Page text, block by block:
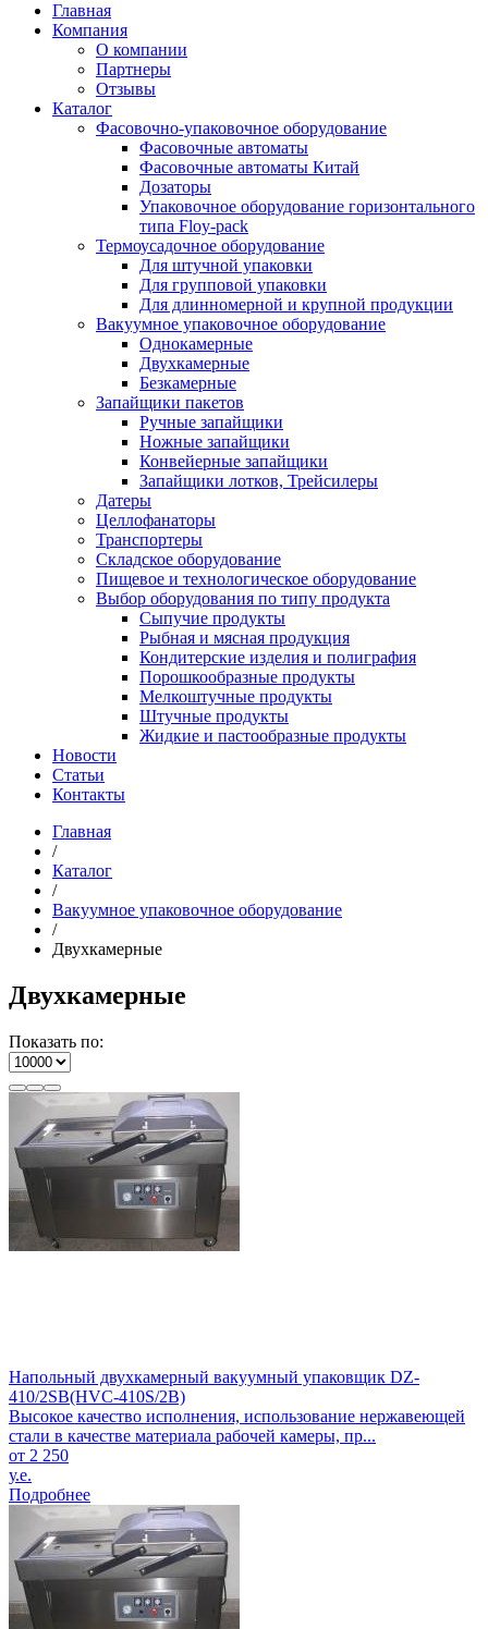
Главная
Компания
О компании
Партнеры
Отзывы
Каталог
Фасовочно-упаковочное оборудование
Фасовочные автоматы
Фасовочные автоматы Китай
Дозаторы
Упаковочное оборудование горизонтального
типа Floy-pack
Термоусадочное оборудование
Для штучной упаковки
Для групповой упаковки
Для длинномерной и крупной продукции
Вакуумное упаковочное оборудование
Однокамерные
Двухкамерные
Безкамерные
Запайщики пакетов
Ручные запайщики
Ножные запайщики
Конвейерные запайщики
Запайщики лотков, Трейсилеры
Датеры
Целлофанаторы
Транспортеры
Складское оборудование
Пищевое и технологическое оборудование
Выбор оборудования по типу продукта
Сыпучие продукты
Рыбная и мясная продукция
Кондитерские изделия и полиграфия
Порошкообразные продукты
Мелкоштучные продукты
Штучные продукты
Жидкие и пастообразные продукты
Новости
Статьи
Контакты
Главная
/
Каталог
/
Вакуумное упаковочное оборудование
/
Двухкамерные
Двухкамерные
Показать по:
Напольный двухкамерный вакуумный упаковщик DZ-
410/2SB(HVC-410S/2B)
Высокое качество исполнения, использование нержавеющей
стали в качестве материала рабочей камеры, пр...
от 2 250
у.е.
Подробнее